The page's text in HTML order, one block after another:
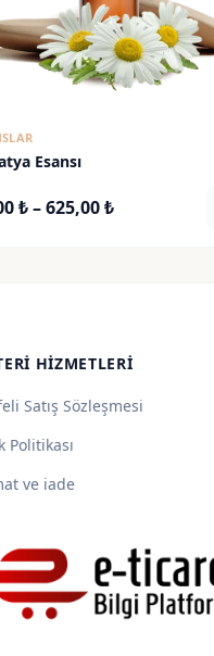
Esansı
₺–625,00₺Fiyat
HIZMETLERI
Satış Sözleşmesi
Politikası
ve iade